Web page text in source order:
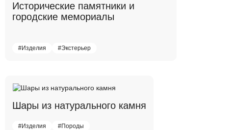
Исторические памятники и
городские мемориалы
#Изделия #Экстерьер
Шары из натурального камня
#Изделия #Породы